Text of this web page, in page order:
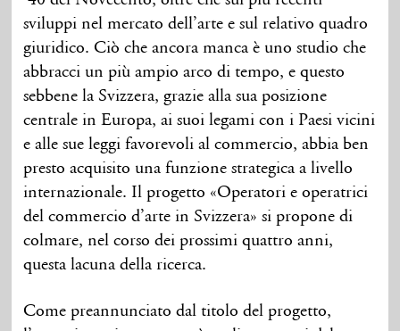
sviluppi nel mercato dell’arte e sul relativo quadro
giuridico. Ciò che ancora manca è uno studio che
abbracci un più ampio arco di tempo, e questo
sebbene la Svizzera, grazie alla sua posizione
centrale in Europa, ai suoi legami con i Paesi vicini
e alle sue leggi favorevoli al commercio, abbia ben
presto acquisito una funzione strategica a livello
internazionale. Il progetto «Operatori e operatrici
del commercio d’arte in Svizzera» si propone di
colmare, nel corso dei prossimi quattro anni,
questa lacuna della ricerca.
Come preannunciato dal titolo del progetto,